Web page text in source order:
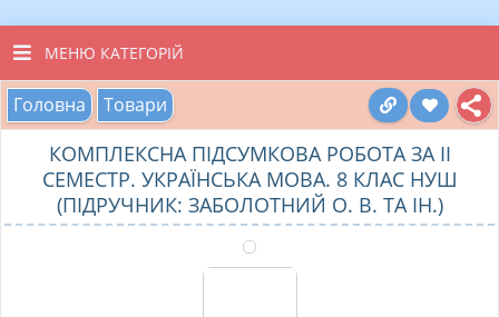
ХІТИ ПРОДАЖУ
ВПОДОБАНІ ТОВАРИ
КОШИК
МЕНЮ КАТЕГОРІЙ
ВСІ ТОВАРИ
ВИХОВАТЕЛЯМ ДНЗ
ПОЧАТКОВІ КЛАСИ
МАТЕРІАЛИ З ПРЕДМЕТІВ
Головна Товари
КОМПЛЕКСНА ПІДСУМКОВА РОБОТА ЗА ІІ
СЕМЕСТР. УКРАЇНСЬКА МОВА. 8 КЛАС НУШ
(ПІДРУЧНИК: ЗАБОЛОТНИЙ О. В. ТА ІН.)